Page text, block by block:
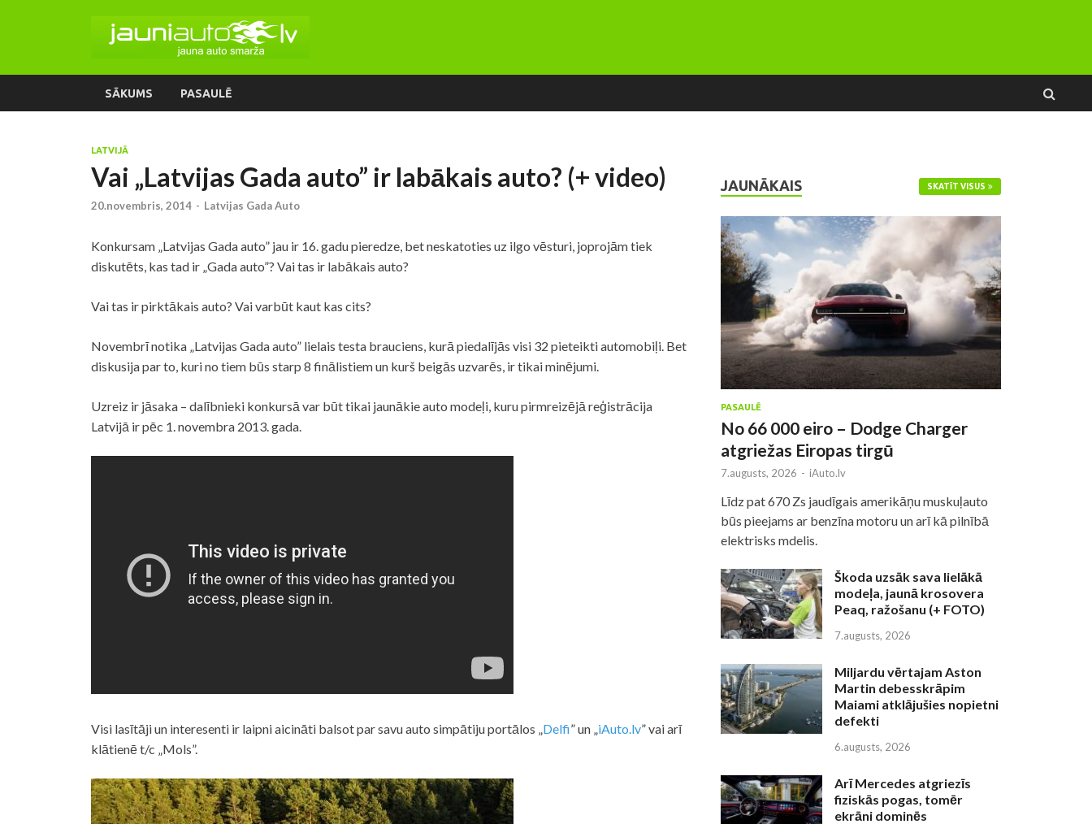
SĀKUMS PASAULĒ
LATVIJĀ
Vai „Latvijas Gada auto” ir labākais auto? (+ video)
20.novembris, 2014 - Latvijas Gada Auto
Konkursam „Latvijas Gada auto” jau ir 16. gadu pieredze, bet neskatoties uz ilgo vēsturi, joprojām tiek
diskutēts, kas tad ir „Gada auto”? Vai tas ir labākais auto?
Vai tas ir pirktākais auto? Vai varbūt kaut kas cits?
Novembrī notika „Latvijas Gada auto” lielais testa brauciens, kurā piedalījās visi 32 pieteikti automobiļi. Bet
diskusija par to, kuri no tiem būs starp 8 finālistiem un kurš beigās uzvarēs, ir tikai minējumi.
Uzreiz ir jāsaka – dalībnieki konkursā var būt tikai jaunākie auto modeļi, kuru pirmreizējā reģistrācija
Latvijā ir pēc 1. novembra 2013. gada.
Visi lasītāji un interesenti ir laipni aicināti balsot par savu auto simpātiju portālos „Delfi” un „iAuto.lv” vai arī
klātienē t/c „Mols”.
JAUNĀKAIS SKATĪT VISUS
PASAULĒ
No 66 000 eiro – Dodge Charger
atgriežas Eiropas tirgū
7.augusts, 2026 - iAuto.lv
Līdz pat 670 Zs jaudīgais amerikāņu muskuļauto
būs pieejams ar benzīna motoru un arī kā pilnībā
elektrisks mdelis.
Škoda uzsāk sava lielākā
modeļa, jaunā krosovera
Peaq, ražošanu (+ FOTO)
7.augusts, 2026
Miljardu vērtajam Aston
Martin debesskrāpim
Maiami atklājušies nopietni
defekti
6.augusts, 2026
Arī Mercedes atgriezīs
fiziskās pogas, tomēr
ekrāni dominēs